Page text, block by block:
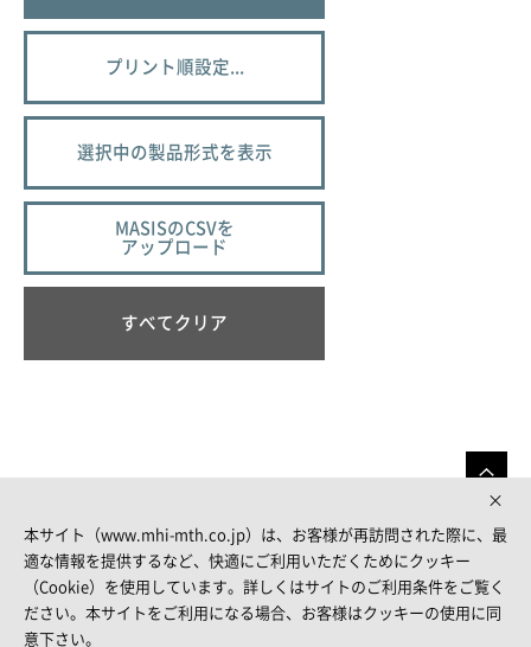
プリント順設定...
選択中の製品形式を表示
MASISのCSVを
アップロード
すべてクリア
FOLLOW US
本サイト（www.mhi-mth.co.jp）は、お客様が再訪問された際に、最
適な情報を提供するなど、快適にご利用いただくためにクッキー
（Cookie）を使用しています。詳しくはサイトのご利用条件をご覧く
ださい。本サイトをご利用になる場合、お客様はクッキーの使用に同
意下さい。